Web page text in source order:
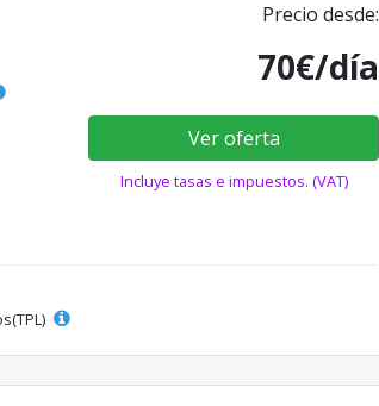
Precio desde:
70€/día
Ver oferta
Incluye tasas e impuestos. (VAT)